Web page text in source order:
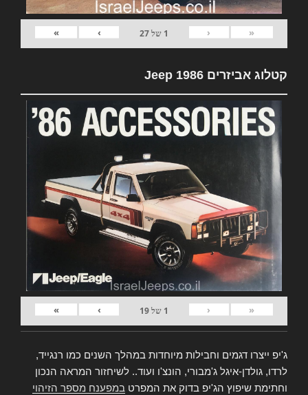
«
‹
1 של27
›
»
קטלוג אביזרים Jeep 1986
«
‹
1 של19
›
»
ג'יפ ייצרו דגמים וחבילות מיוחדות במהלך השנים כמו רנגייד,
לרדו, גולדן-איגל ג'מבורי, הונצ'ו ועוד.. לשיחזור המראה הנכון
וחתימת שיפוץ הג'יפ בדוק את המפרט במפענח מספר הזיהוי